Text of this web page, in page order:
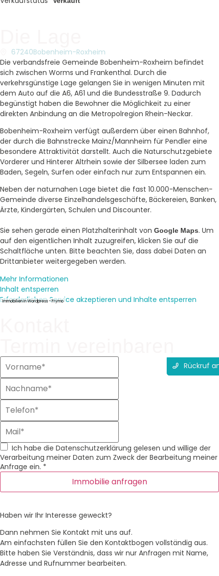
67240Bobenheim-Roxheim
Die verbandsfreie Gemeinde Bobenheim-Roxheim befindet
sich zwischen Worms und Frankenthal. Durch die
verkehrsgünstige Lage gelangen Sie in wenigen Minuten mit
dem Auto auf die A6, A61 und die Bundesstraße 9. Dadurch
begünstigt haben die Bewohner die Möglichkeit zu einer
direkten Anbindung an die Metropolregion Rhein-Neckar.
Bobenheim-Roxheim verfügt außerdem über einen Bahnhof,
der durch die Bahnstrecke Mainz/Mannheim für Pendler eine
besondere Attraktivität darstellt. Auch die Naturschutzgebiete
Vorderer und Hinterer Altrhein sowie der Silbersee laden zum
Baden, Segeln, Surfen oder einfach nur zum Entspannen ein.
Neben der naturnahen Lage bietet die fast 10.000-Menschen-
Gemeinde diverse Einzelhandelsgeschäfte, Bäckereien, Banken,
Ärzte, Kindergärten, Schulen und Discounter.
Sie sehen gerade einen Platzhalterinhalt von Google Maps. Um
auf den eigentlichen Inhalt zuzugreifen, klicken Sie auf die
Schaltfläche unten. Bitte beachten Sie, dass dabei Daten an
Drittanbieter weitergegeben werden.
Mehr Informationen
Inhalt entsperren
Erforderlichen Service akzeptieren und Inhalte entsperren
Immobilien in Wordpress - Frymo
Ich habe die Datenschutzerklärung gelesen und willige der
Verarbeitung meiner Daten zum Zweck der Bearbeitung meiner
Anfrage ein. *
Immobilie anfragen
Haben wir Ihr Interesse geweckt?
Dann nehmen Sie Kontakt mit uns auf.
Am einfachsten füllen Sie den Kontaktbogen vollständig aus.
Bitte haben Sie Verständnis, dass wir nur Anfragen mit Name,
Adresse und Rufnummer bearbeiten.
Rückruf